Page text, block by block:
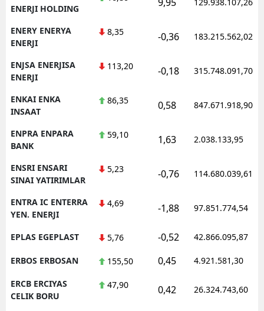
ENERJI HOLDING
ENERY ENERYA
ENERJI
8,35 -0,36 183.215.562,02
ENJSA ENERJISA
ENERJI
113,20 -0,18 315.748.091,70
ENKAI ENKA
INSAAT
86,35 0,58 847.671.918,90
ENPRA ENPARA
BANK
59,10 1,63 2.038.133,95
ENSRI ENSARI
SINAI YATIRIMLAR
5,23 -0,76 114.680.039,61
ENTRA IC ENTERRA
YEN. ENERJI
4,69 -1,88 97.851.774,54
EPLAS EGEPLAST 5,76 -0,52 42.866.095,87
ERBOS ERBOSAN 155,50 0,45 4.921.581,30
ERCB ERCIYAS
CELIK BORU
47,90 0,42 26.324.743,60